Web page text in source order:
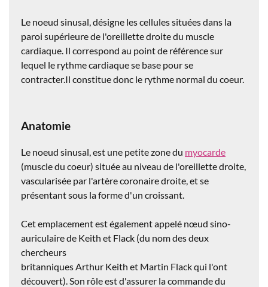
Le noeud sinusal, désigne les cellules situées dans la
paroi supérieure de l'oreillette droite du muscle
cardiaque. Il correspond au point de référence sur
lequel le rythme cardiaque se base pour se
contracter.Il constitue donc le rythme normal du coeur.
Anatomie
Le noeud sinusal, est une petite zone du myocarde
(muscle du coeur) située au niveau de l'oreillette droite,
vascularisée par l'artère coronaire droite, et se
présentant sous la forme d'un croissant.
Cet emplacement est également appelé nœud sino-
auriculaire de Keith et Flack (du nom des deux
chercheurs
britanniques Arthur Keith et Martin Flack qui l'ont
découvert). Son rôle est d'assurer la commande du